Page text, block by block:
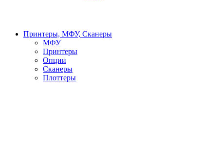
Принтеры, МФУ, Сканеры
МФУ
Принтеры
Опции
Сканеры
Плоттеры